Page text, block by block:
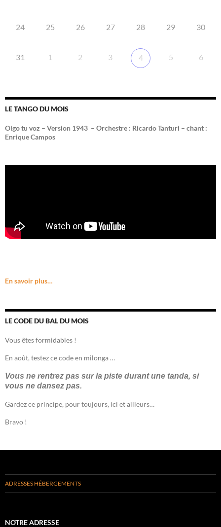
24 25 26 27 28 29 30
31 1 2 3 4 5 6
LE TANGO DU MOIS
Oigo tu voz – Version 1943 – Orchestre : Ricardo Tanturi – chant :
Enrique Campos
En savoir plus…
LE CODE DU BAL DU MOIS
Vous êtes formidables !
En août, testez ce code en milonga …
Vous ne rentrez pas sur la piste durant une tanda, si
vous ne dansez pas.
Gardez ce principe, pour toujours, ici et ailleurs…
Bravo !
ADRESSES HÉBERGEMENTS
NOTRE ADRESSE